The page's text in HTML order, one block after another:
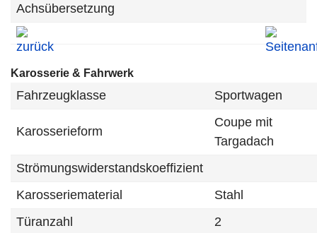
Achsübersetzung
Karosserie & Fahrwerk
Fahrzeugklasse Sportwagen
Karosserieform
Coupe mit
Targadach
Strömungswiderstandskoeffizient
Karosseriematerial
Stahl
Türanzahl
2